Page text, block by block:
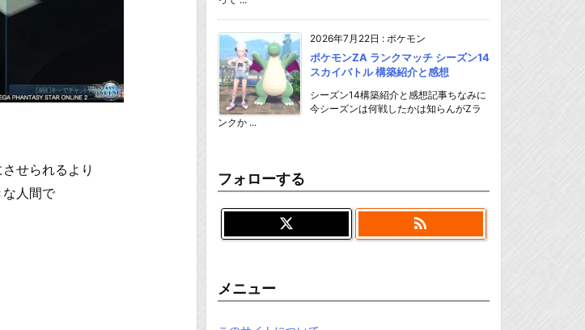
せられるより
人間で
2026年7月22日 : ポケモン
ポケモンZA ランクマッチ シーズン14
スカイバトル 構築紹介と感想
シーズン14構築紹介と感想記事ちなみに
今シーズンは何戦したかは知らんがZラ
ンクか ...
フォローする

メニュー